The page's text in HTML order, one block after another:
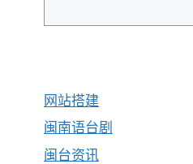
网站搭建
闽南语台剧
闽台资讯